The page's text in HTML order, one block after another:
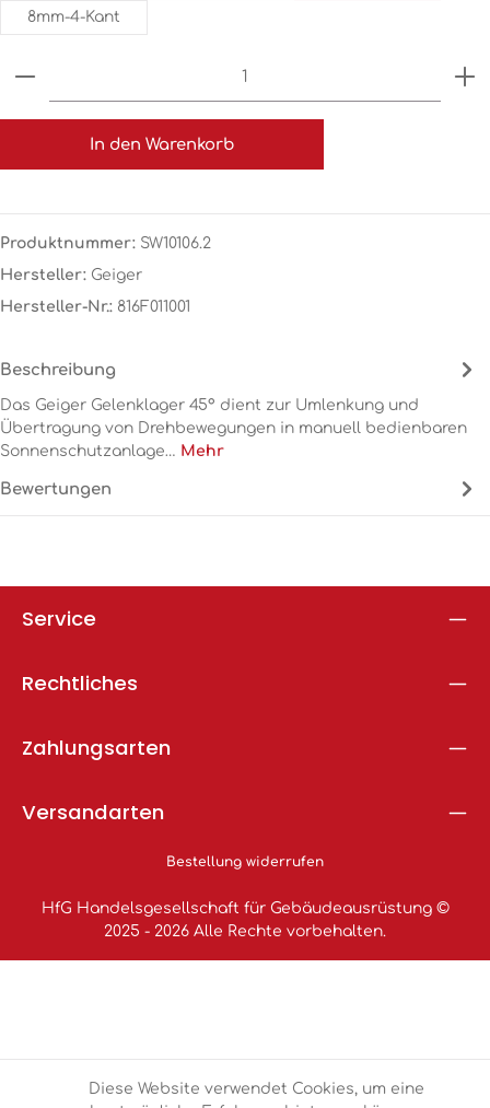
8mm-4-Kant
Produkt Anzahl: Gib den gewünschten Wert
In den Warenkorb
Produktnummer: SW10106.2
Hersteller: Geiger
Hersteller-Nr.: 816F011001
Beschreibung
Das Geiger Gelenklager 45° dient zur Umlenkung und
Übertragung von Drehbewegungen in manuell bedienbaren
Sonnenschutzanlage… Mehr
Bewertungen
Service
Rechtliches
Zahlungsarten
Versandarten
Bestellung widerrufen
HfG Handelsgesellschaft für Gebäudeausrüstung ©
2025 - 2026 Alle Rechte vorbehalten.
Diese Website verwendet Cookies, um eine